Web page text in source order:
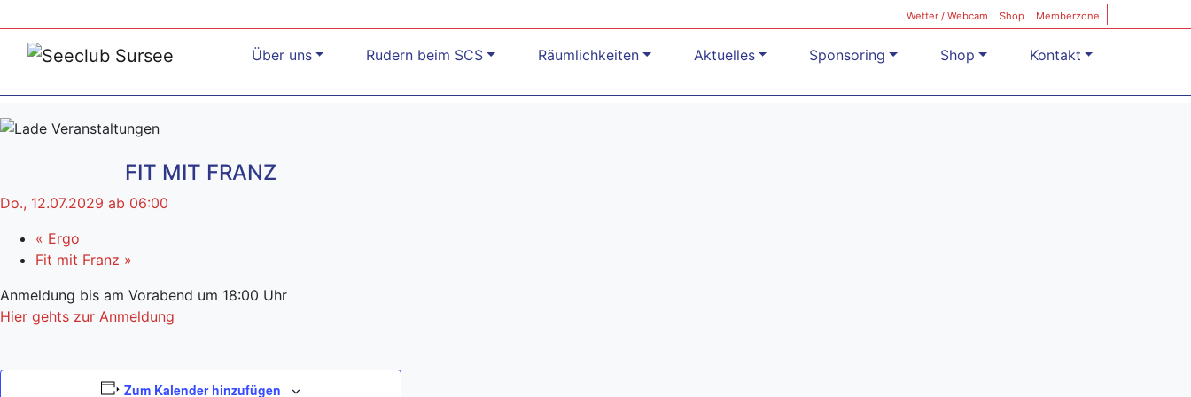
Wetter / Webcam Shop Memberzone
Über uns Rudern beim SCS Räumlichkeiten Aktuelles Sponsoring Shop Kontakt
FIT MIT FRANZ
Do., 12.07.2029 ab 06:00
« Ergo
Fit mit Franz »
Anmeldung bis am Vorabend um 18:00 Uhr
Hier gehts zur Anmeldung
Zum Kalender hinzufügen